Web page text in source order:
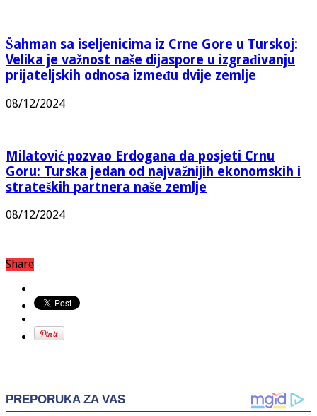
Šahman sa iseljenicima iz Crne Gore u Turskoj:
Velika je važnost naše dijaspore u izgrađivanju
prijateljskih odnosa između dvije zemlje
08/12/2024
Milatović pozvao Erdogana da posjeti Crnu
Goru: Turska jedan od najvažnijih ekonomskih i
strateških partnera naše zemlje
08/12/2024
Share